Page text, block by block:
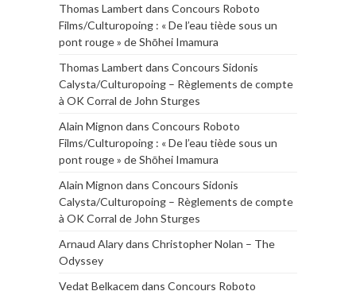
Thomas Lambert dans Concours Roboto
Films/Culturopoing : « De l’eau tiède sous un
pont rouge » de Shōhei Imamura
Thomas Lambert dans Concours Sidonis
Calysta/Culturopoing – Règlements de compte
à OK Corral de John Sturges
Alain Mignon dans Concours Roboto
Films/Culturopoing : « De l’eau tiède sous un
pont rouge » de Shōhei Imamura
Alain Mignon dans Concours Sidonis
Calysta/Culturopoing – Règlements de compte
à OK Corral de John Sturges
Arnaud Alarydans Christopher Nolan – The
Odyssey
Vedat Belkacem dans Concours Roboto